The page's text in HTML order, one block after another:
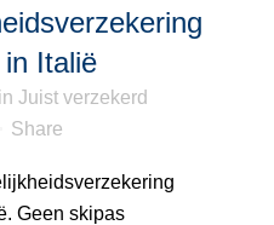
Italië
in Juist verzekerd
Share
Geen skipas